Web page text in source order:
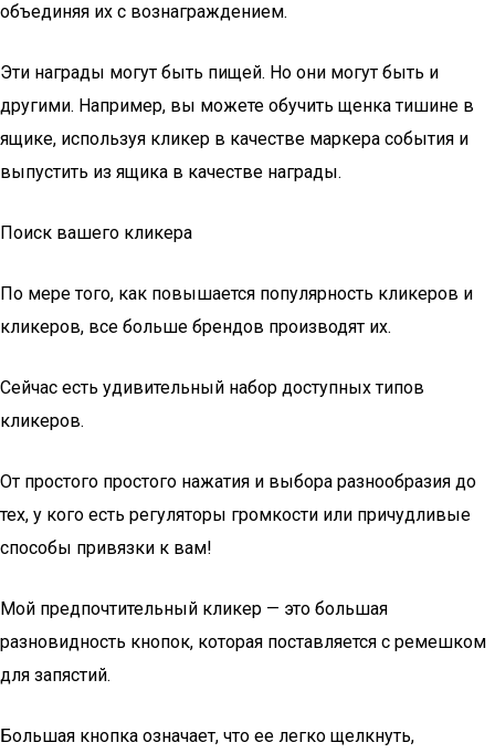
объединяя их с вознаграждением.
Эти награды могут быть пищей. Но они могут быть и
другими. Например, вы можете обучить щенка тишине в
ящике, используя кликер в качестве маркера события и
выпустить из ящика в качестве награды.
Поиск вашего кликера
По мере того, как повышается популярность кликеров и
кликеров, все больше брендов производят их.
Сейчас есть удивительный набор доступных типов
кликеров.
От простого простого нажатия и выбора разнообразия до
тех, у кого есть регуляторы громкости или причудливые
способы привязки к вам!
Мой предпочтительный кликер — это большая
разновидность кнопок, которая поставляется с ремешком
для запястий.
Большая кнопка означает, что ее легко щелкнуть,